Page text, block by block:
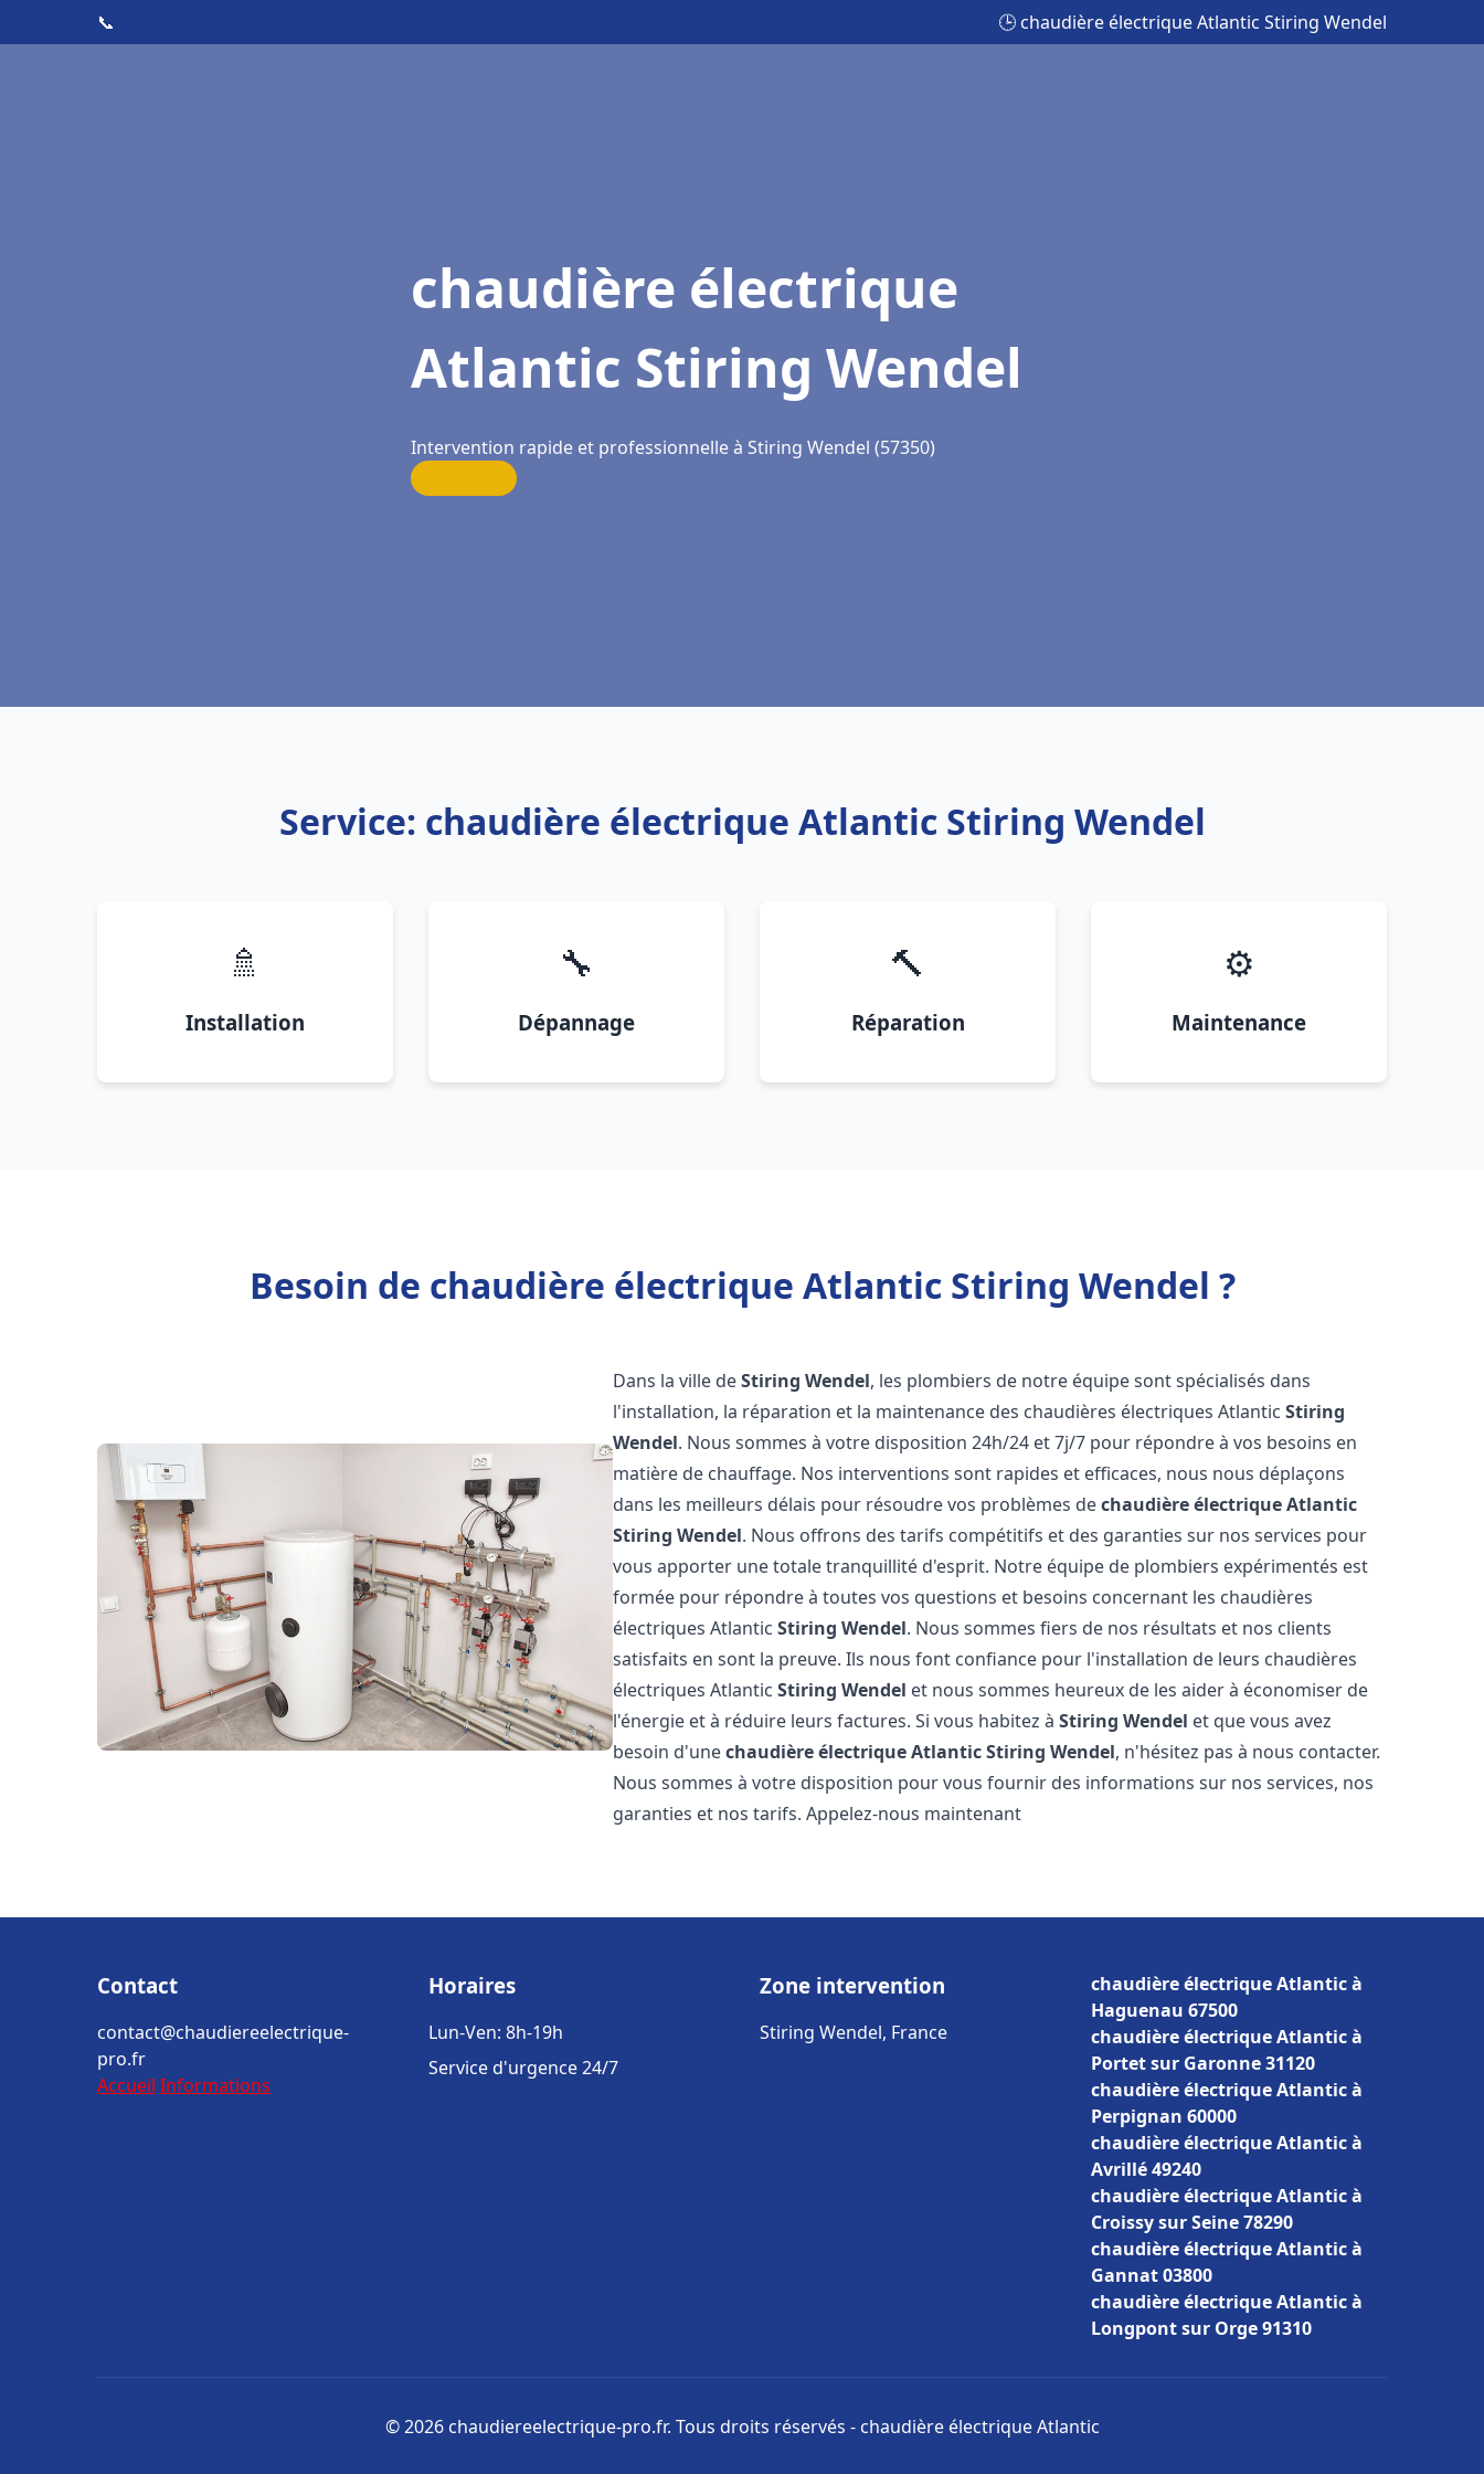
📞 🕒 chaudière électrique Atlantic Stiring Wendel
chaudière électrique
Atlantic Stiring Wendel
Intervention rapide et professionnelle à Stiring Wendel (57350)
Service: chaudière électrique Atlantic Stiring Wendel
🚿
Installation
🔧
Dépannage
🔨
Réparation
⚙️
Maintenance
Besoin de chaudière électrique Atlantic Stiring Wendel ?
Dans la ville deStiring Wendel, les plombiers de notre équipe sont spécialisés dans
l'installation, la réparation et la maintenance des chaudières électriques AtlanticStiring
Wendel. Nous sommes à votre disposition 24h/24 et 7j/7 pour répondre à vos besoins en
matière de chauffage. Nos interventions sont rapides et efficaces, nous nous déplaçons
dans les meilleurs délais pour résoudre vos problèmes dechaudière électrique Atlantic
Stiring Wendel. Nous offrons des tarifs compétitifs et des garanties sur nos services pour
vous apporter une totale tranquillité d'esprit. Notre équipe de plombiers expérimentés est
formée pour répondre à toutes vos questions et besoins concernant les chaudières
électriques AtlanticStiring Wendel. Nous sommes fiers de nos résultats et nos clients
satisfaits en sont la preuve. Ils nous font confiance pour l'installation de leurs chaudières
électriques AtlanticStiring Wendel et nous sommes heureux de les aider à économiser de
l'énergie et à réduire leurs factures. Si vous habitez àStiring Wendel et que vous avez
besoin d'unechaudière électrique AtlanticStiring Wendel, n'hésitez pas à nous contacter.
Nous sommes à votre disposition pour vous fournir des informations sur nos services, nos
garanties et nos tarifs. Appelez-nous maintenant
Contact
contact@chaudiereelectrique-
pro.fr
Accueil Informations
Horaires
Lun-Ven: 8h-19h
Service d'urgence 24/7
Zone intervention
Stiring Wendel, France
chaudière électrique Atlantic à
Haguenau 67500
chaudière électrique Atlantic à
Portet sur Garonne 31120
chaudière électrique Atlantic à
Perpignan 60000
chaudière électrique Atlantic à
Avrillé 49240
chaudière électrique Atlantic à
Croissy sur Seine 78290
chaudière électrique Atlantic à
Gannat 03800
chaudière électrique Atlantic à
Longpont sur Orge 91310
© 2026 chaudiereelectrique-pro.fr. Tous droits réservés - chaudière électrique Atlantic